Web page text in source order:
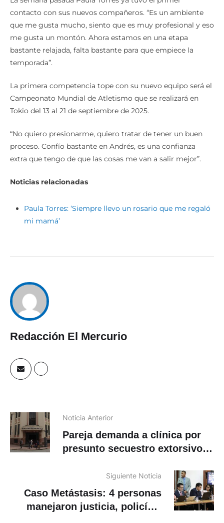
contacto con sus nuevos compañeros. “Es un ambiente
que me gusta mucho, siento que es muy profesional y eso
me gusta un montón. Ahora estamos en una etapa
bastante relajada, falta bastante para que empiece la
temporada”.
La primera competencia tope con su nuevo equipo será el
Campeonato Mundial de Atletismo que se realizará en
Tokio del 13 al 21 de septiembre de 2025.
“No quiero presionarme, quiero tratar de tener un buen
proceso. Confío bastante en Andrés, es una confianza
extra que tengo de que las cosas me van a salir mejor”.
Noticias relacionadas
Paula Torres: ‘Siempre llevo un rosario que me regaló
mi mamá’
Redacción El Mercurio
Noticia Anterior
Pareja demanda a clínica por
presunto secuestro extorsivo
Siguiente Noticia
Caso Metástasis: 4 personas
manejaron justicia, policía y